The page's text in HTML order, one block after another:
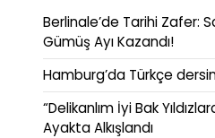
Berlinale’de Tarihi Zafer:
Gümüş Ayı Kazandı!
Hamburg’da Türkçe
“Delikanlım İyi Bak
Ayakta Alkışlandı